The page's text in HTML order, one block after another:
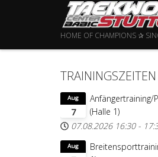
HOME OF CHAMPIONS ✰
TRAININGSZEITEN
7
Aug
Anfängertraining/
(Halle 1)
07.08.2026 16:30 -
Aug